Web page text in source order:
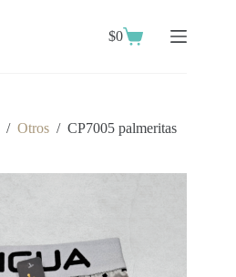
Shopping
$0
/ Otros / CP7005 palmeritas